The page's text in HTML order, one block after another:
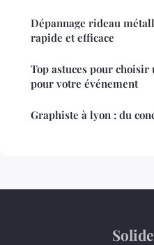
Dépannage rideau
rapide et efficace
Top astuces pour
pour votre événement
Graphiste à lyon : du